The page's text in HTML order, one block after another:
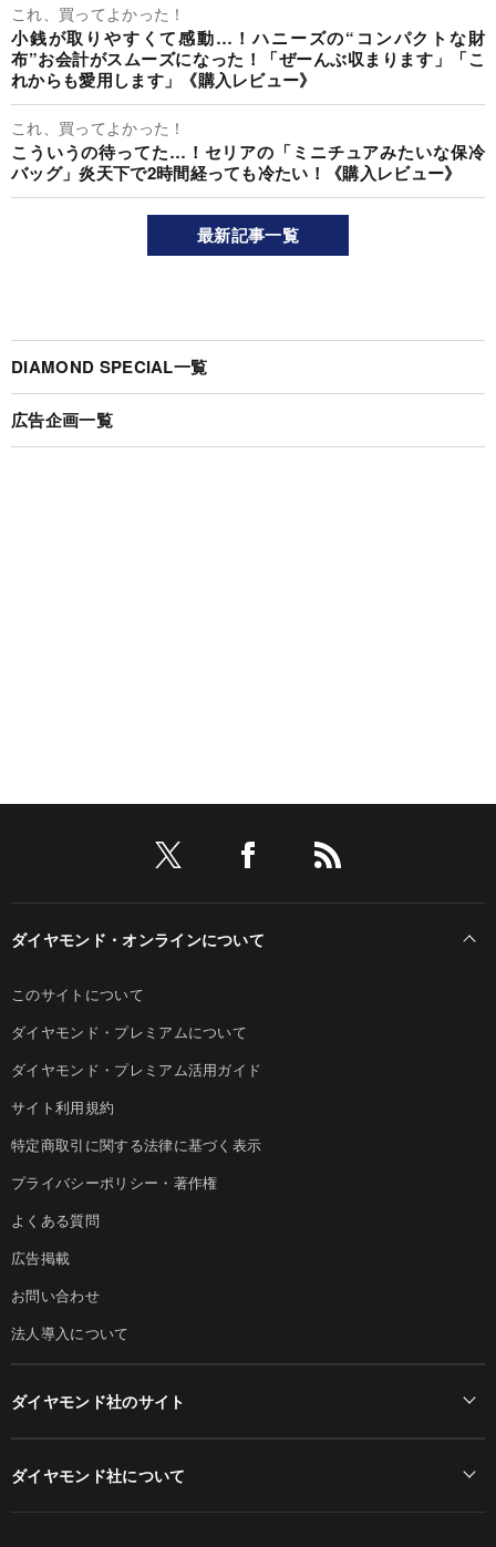
これ、買ってよかった！
小銭が取りやすくて感動…！ハニーズの“コンパクトな財
布”お会計がスムーズになった！「ぜーんぶ収まります」「こ
れからも愛用します」《購入レビュー》
これ、買ってよかった！
こういうの待ってた…！セリアの「ミニチュアみたいな保冷
バッグ」炎天下で2時間経っても冷たい！《購入レビュー》
最新記事一覧
DIAMOND SPECIAL一覧
広告企画一覧
ダイヤモンド・オンラインについて
このサイトについて
ダイヤモンド・プレミアムについて
ダイヤモンド・プレミアム活用ガイド
サイト利用規約
特定商取引に関する法律に基づく表示
プライバシーポリシー・著作権
よくある質問
広告掲載
お問い合わせ
法人導入について
ダイヤモンド社のサイト
ダイヤモンド社について